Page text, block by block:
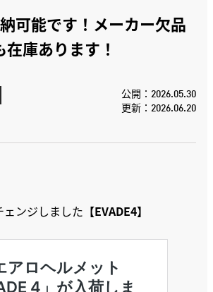
納可能です！メーカー欠品
在庫あります！
公開：2026.05.30
更新：2026.06.20
ンジしました 【EVADE4】